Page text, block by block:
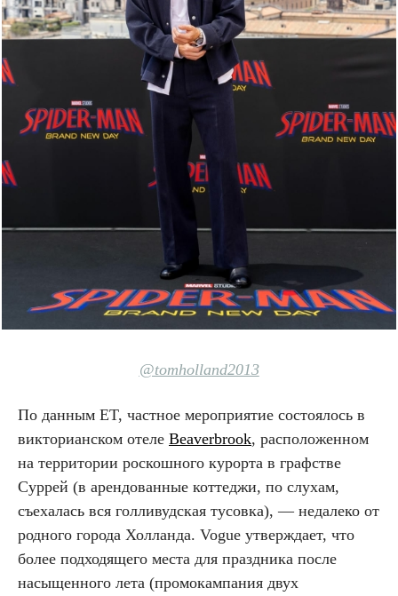
@tomholland2013
По данным ET, частное мероприятие состоялось в
викторианском отеле Beaverbrook, расположенном
на территории роскошного курорта в графстве
Суррей (в арендованные коттеджи, по слухам,
съехалась вся голливудская тусовка), — недалеко от
родного города Холланда. Vogue утверждает, что
более подходящего места для праздника после
насыщенного лета (промокампания двух